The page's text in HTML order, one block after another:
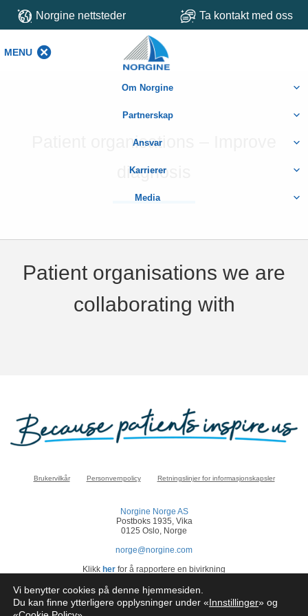
Norgine nettsteder Ta kontakt med oss
MENU
Om Norgine
Partnerskap
Ansvar
Karrierer
Media
Patient organisations – Improve
diagnosis
Patient organisations we are
collaborating with
Brukervilkår Personvernpolicy Retningslinjer for informasjonskapsler
Norgine Norge AS
Postboks 1935, Vika
0125 Oslo, Norge
norge@norgine.com
Klikk her for å rapportere en bivirkning
© Norgine 2025
Alle produktnavn nevnt på dette nettstedet er varemerker eid av eller lisensiert av
Norgine selskapsgrupper, med mindre noe annet er presisert.
Vi benytter cookies på denne hjemmesiden.
Du kan finne ytterligere opplysninger under «Innstillinger» og